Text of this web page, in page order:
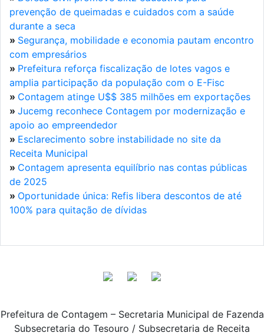
prevenção de queimadas e cuidados com a saúde
durante a seca
» Segurança, mobilidade e economia pautam encontro
com empresários
» Prefeitura reforça fiscalização de lotes vagos e
amplia participação da população com o E-Fisc
» Contagem atinge U$$ 385 milhões em exportações
» Jucemg reconhece Contagem por modernização e
apoio ao empreendedor
» Esclarecimento sobre instabilidade no site da
Receita Municipal
» Contagem apresenta equilíbrio nas contas públicas
de 2025
» Oportunidade única: Refis libera descontos de até
100% para quitação de dívidas
Prefeitura de Contagem – Secretaria Municipal de Fazenda
Subsecretaria do Tesouro / Subsecretaria de Receita